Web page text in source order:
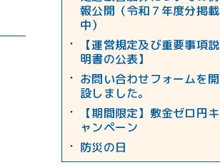
報公開（令和７年度分掲載
中）
【運営規定及び重要事項説
明書の公表】
お問い合わせフォームを開
設しました。
【期間限定】敷金ゼロ円キ
ャンペーン
防災の日